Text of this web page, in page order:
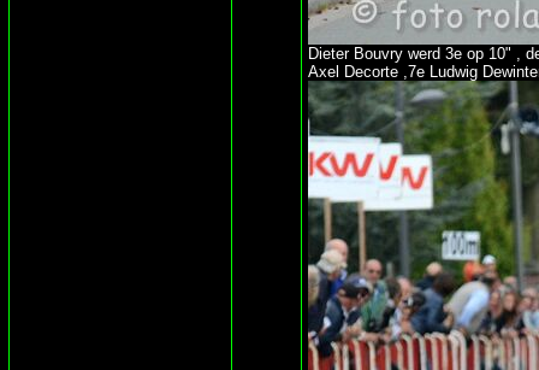
Dieter Bouvry werd 3e op 10" ,
Axel Decorte ,7e Ludwig